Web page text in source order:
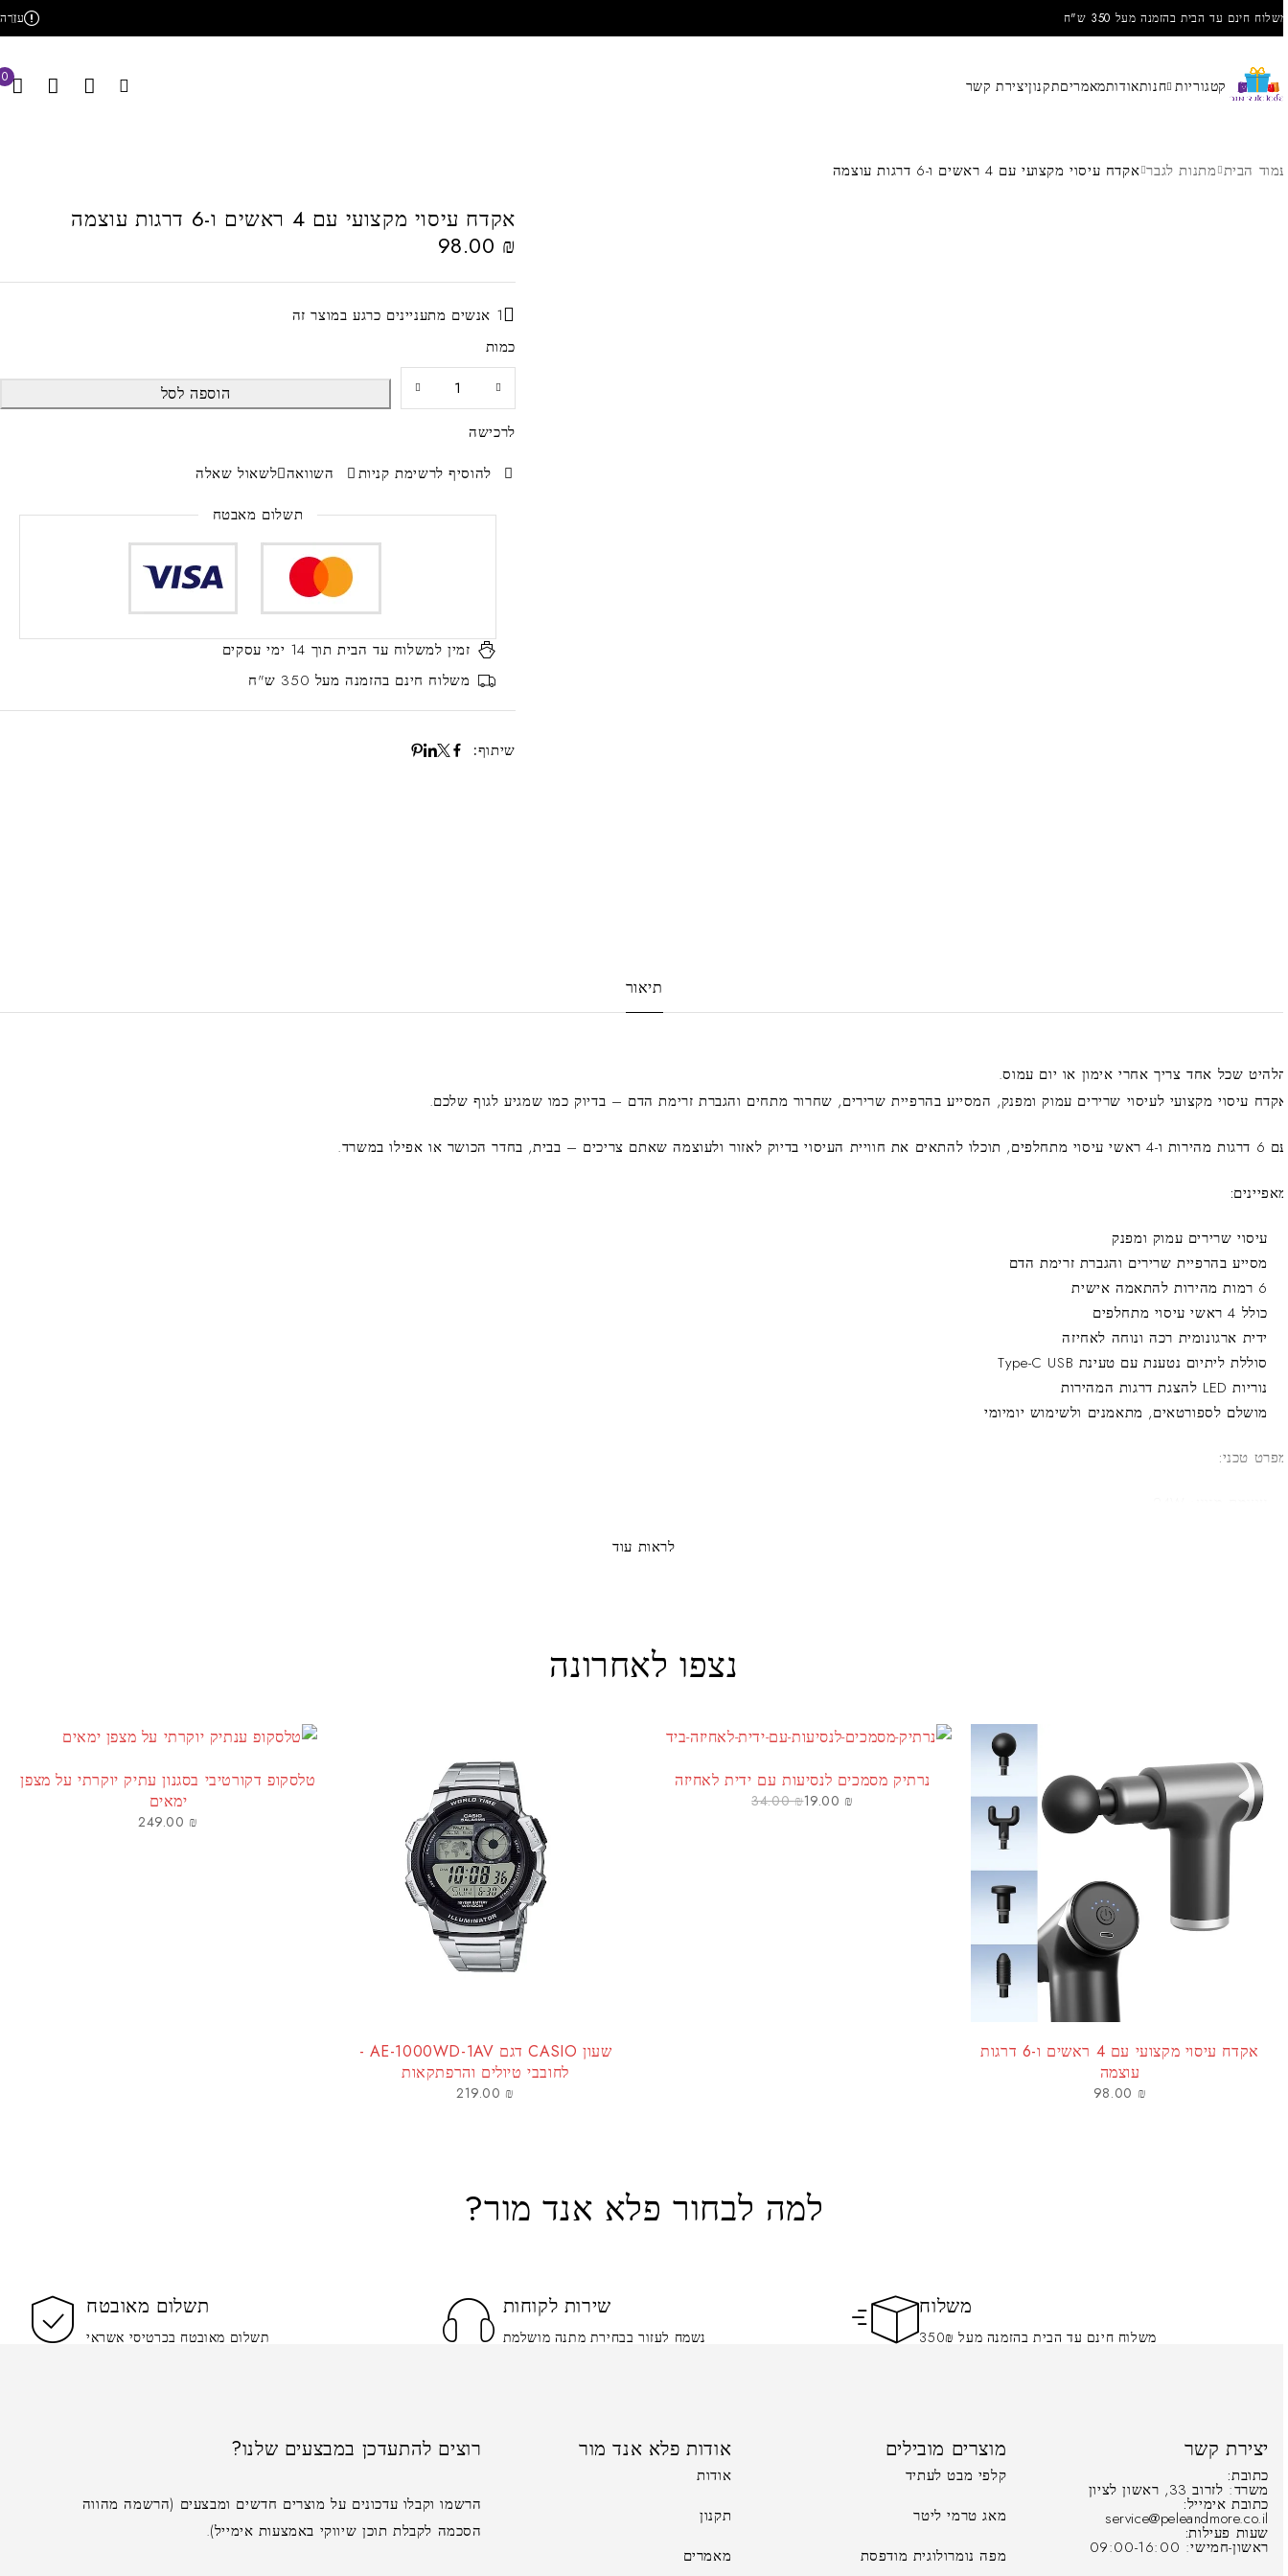
חינם עד הבית בהזמנה מעל 350 ש"ח עזרה
קטגוריות חנותאודותמאמריםתקנוןיצירת קשר 0
הבית מתנות לגבר אקדח עיסוי מקצועי עם 4 ראשים ו-6 דרגות עוצמה
אקדח עיסוי מקצועי עם 4 ראשים ו-6 דרגות עוצמה
98.00₪
1 אנשים מתעניינים כרגע במוצר זה
כמות
הוספה לסל
לרכישה
להוסיף לרשימת קניות
השוואה לשאול שאלה
תשלום מאבטח
זמין למשלוח עד הביתתוך 14 ימי עסקים
משלוח חינםבהזמנה מעל 350 ש"ח
שיתוף:
תיאור
שכל אחד צריך אחרי אימון או יום עמוס.
עיסוי מקצועי לעיסוי שרירים עמוק ומפנק, המסייע בהרפיית שרירים, שחרור מתחים והגברת זרימת הדם – בדיוק כמו שמגיע לגוף שלכם.
את חוויית העיסוי בדיוק לאזור ולעוצמה שאתם צריכים – בבית, בחדר הכושר או אפילו במשרד.
עיסוי שרירים עמוק ומפנק
מסייע בהרפיית שרירים והגברת זרימת הדם
6 רמות מהירות להתאמה אישית
כולל 4 ראשי עיסוי מתחלפים
ידית ארגונומית רכה ונוחה לאחיזה
סוללת ליתיום נטענת עם טעינת Type-C USB
נוריות LED להצגת דרגות המהירות
מושלם לספורטאים, מתאמנים ולשימוש יומיומי
טכני:
לראות עוד
נצפו לאחרונה
אקדח עיסוי מקצועי עם 4 ראשים ו-6 דרגות
עוצמה
98.00₪
נרתיק מסמכים לנסיעות עם ידית לאחיזה
34.00₪19.00₪
שעון CASIO דגם AE-1000WD-1AV -
לחובבי טיולים והרפתקאות
219.00₪
טלסקופ דקורטיבי בסגנון עתיק יוקרתי על מצפן
ימאים
249.00₪
למה לבחור פלא אנד מור?
משלוח
משלוח חינם עד הבית בהזמנה מעל 350₪
שירות לקוחות
נשמח לעזור בבחירת מתנה מושלמת
תשלום מאובטח
תשלום מאובטח בכרטיסי אשראי
יצירת קשר
כתובת:
משרד: לזרוב 33, ראשון לציון
כתובת אימייל:
service@peleandmore.co.il
שעות פעילות:
ראשון-חמישי: 09:00-16:00
מוצרים מובילים
קלפי מבט לעתיד
מאג טרמי ליטר
מפה נומרולוגית מודפסת
אודות פלא אנד מור
אודות
תקנון
מאמרים
רוצים להתעדכן במבצעים שלנו?
הרשמו וקבלו עדכונים על מוצרים חדשים ומבצעים (הרשמה מהווה
הסכמה לקבלת תוכן שיווקי באמצעות אימייל).